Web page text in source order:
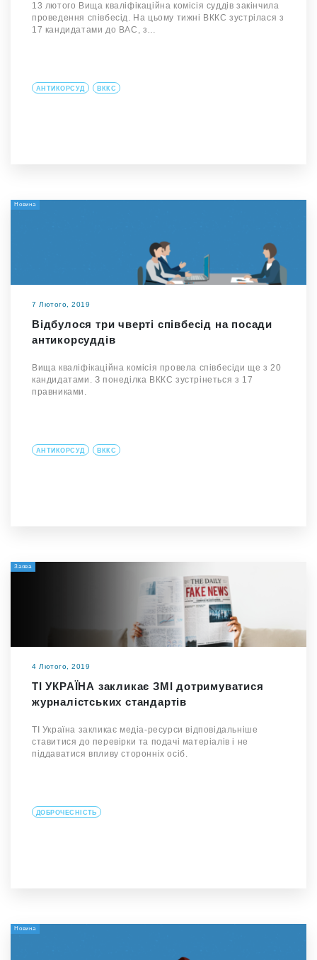
13 лютого Вища кваліфікаційна комісія суддів закінчила
проведення співбесід. На цьому тижні ВККС зустрілася з
17 кандидатами до ВАС, з…
АНТИКОРСУД ВККС
Новина
7 Лютого, 2019
Відбулося три чверті співбесід на посади
антикорсуддів
Вища кваліфікаційна комісія провела співбесіди ще з 20
кандидатами. З понеділка ВККС зустрінеться з 17
правниками.
АНТИКОРСУД ВККС
Заява
4 Лютого, 2019
ТІ УКРАЇНА закликає ЗМІ дотримуватися
журналістських стандартів
ТІ Україна закликає медіа-ресурси відповідальніше
ставитися до перевірки та подачі матеріалів і не
піддаватися впливу сторонніх осіб.
ДОБРОЧЕСНІСТЬ
Новина